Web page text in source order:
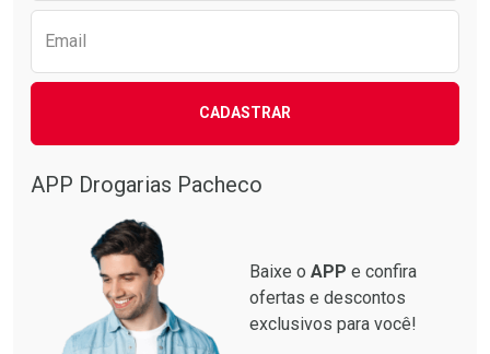
Email
CADASTRAR
APP Drogarias Pacheco
Baixe o APP e confira
ofertas e descontos
exclusivos para você!